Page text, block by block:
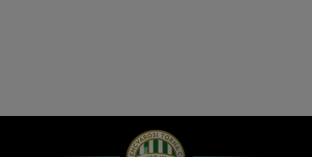
Hírek